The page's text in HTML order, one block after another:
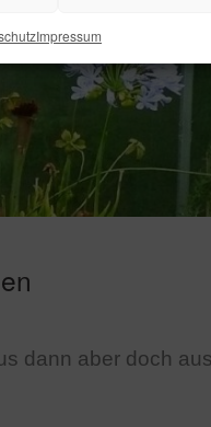
Impressum
dann aber doch aus